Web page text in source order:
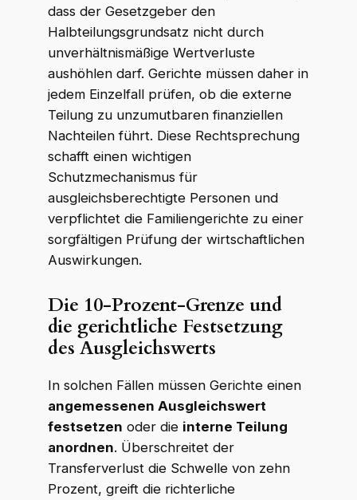
dass der Gesetzgeber den
Halbteilungsgrundsatz nicht durch
unverhältnismäßige Wertverluste
aushöhlen darf. Gerichte müssen daher in
jedem Einzelfall prüfen, ob die externe
Teilung zu unzumutbaren finanziellen
Nachteilen führt. Diese Rechtsprechung
schafft einen wichtigen
Schutzmechanismus für
ausgleichsberechtigte Personen und
verpflichtet die Familiengerichte zu einer
sorgfältigen Prüfung der wirtschaftlichen
Auswirkungen.
Die 10-Prozent-Grenze und
die gerichtliche Festsetzung
des Ausgleichswerts
In solchen Fällen müssen Gerichte einen
angemessenen Ausgleichswert
festsetzen oder die interne Teilung
anordnen. Überschreitet der
Transferverlust die Schwelle von zehn
Prozent, greift die richterliche